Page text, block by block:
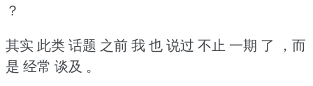
？
其实 此类 话题 之前 我 也 说过 不止 一期 了 ，而
是 经常 谈及 。